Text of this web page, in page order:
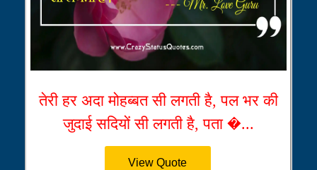
तेरी हर अदा मोहब्बत सी लगती है, पल भर की
जुदाई सदियों सी लगती है, पता �...
View Quote